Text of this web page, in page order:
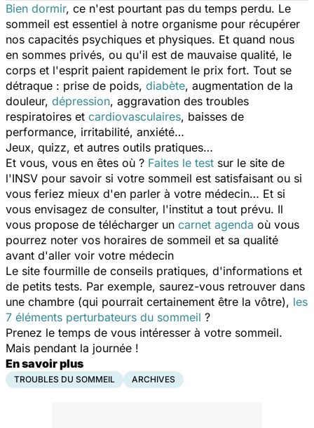
Bien dormir, ce n'est pourtant pas du temps perdu. Le
sommeil est essentiel à notre organisme pour récupérer
nos capacités psychiques et physiques. Et quand nous
en sommes privés, ou qu'il est de mauvaise qualité, le
corps et l'esprit paient rapidement le prix fort. Tout se
détraque : prise de poids, diabète, augmentation de la
douleur, dépression, aggravation des troubles
respiratoires et cardiovasculaires, baisses de
performance, irritabilité, anxiété…
Jeux, quizz, et autres outils pratiques…
Et vous, vous en êtes où ? Faites le test sur le site de
l'INSV pour savoir si votre sommeil est satisfaisant ou si
vous feriez mieux d'en parler à votre médecin… Et si
vous envisagez de consulter, l'institut a tout prévu. Il
vous propose de télécharger un carnet agenda où vous
pourrez noter vos horaires de sommeil et sa qualité
avant d'aller voir votre médecin
Le site fourmille de conseils pratiques, d'informations et
de petits tests. Par exemple, saurez-vous retrouver dans
une chambre (qui pourrait certainement être la vôtre), les
7 éléments perturbateurs du sommeil ?
Prenez le temps de vous intéresser à votre sommeil.
Mais pendant la journée !
En savoir plus
TROUBLES DU SOMMEIL ARCHIVES